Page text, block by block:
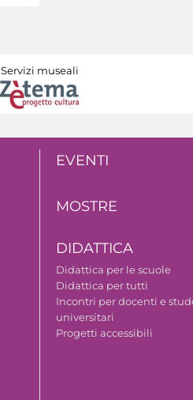
Servizi museali
EVENTI
MOSTRE
DIDATTICA
Didattica per le scuole
Didattica per tutti
Incontri per docenti e
universitari
Progetti accessibili